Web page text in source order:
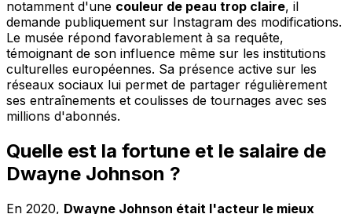
notamment d'une couleur de peau trop claire, il
demande publiquement sur Instagram des modifications.
Le musée répond favorablement à sa requête,
témoignant de son influence même sur les institutions
culturelles européennes. Sa présence active sur les
réseaux sociaux lui permet de partager régulièrement
ses entraînements et coulisses de tournages avec ses
millions d'abonnés.
Quelle est la fortune et le salaire de
Dwayne Johnson ?
En 2020, Dwayne Johnson était l'acteur le mieux